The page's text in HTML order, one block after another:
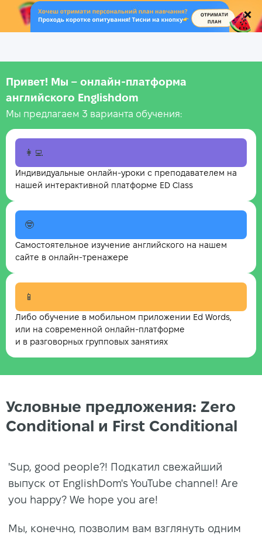
.
Привет! Мы – онлайн‑платформа
английского Englishdom
Мы предлагаем 3 варианта обучения:
👩‍💻
Индивидуальные онлайн-уроки с преподавателем на
нашей интерактивной платформе ED Class
🤓
Самостоятельное изучение английского на нашем
сайте в онлайн-тренажере
📱
Либо обучение в мобильном приложении Ed Words,
или на современной онлайн-платформе
и в разговорных групповых занятиях
Условные предложения: Zero
Conditional и First Conditional
'Sup, good people?! Подкатил свежайший
выпуск от EnglishDom's YouTube channel! Are
you happy? We hope you are!
Мы, конечно, позволим вам взглянуть одним